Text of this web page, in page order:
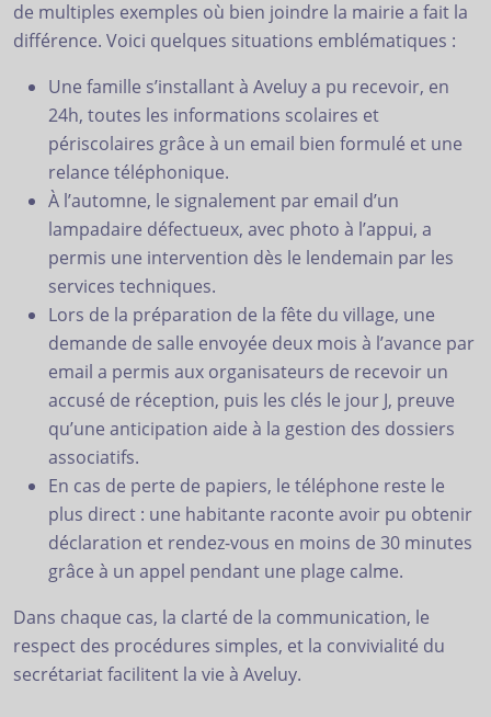
de multiples exemples où bien joindre la mairie a fait la
différence. Voici quelques situations emblématiques :
Une famille s’installant à Aveluy a pu recevoir, en
24h, toutes les informations scolaires et
périscolaires grâce à un email bien formulé et une
relance téléphonique.
À l’automne, le signalement par email d’un
lampadaire défectueux, avec photo à l’appui, a
permis une intervention dès le lendemain par les
services techniques.
Lors de la préparation de la fête du village, une
demande de salle envoyée deux mois à l’avance par
email a permis aux organisateurs de recevoir un
accusé de réception, puis les clés le jour J, preuve
qu’une anticipation aide à la gestion des dossiers
associatifs.
En cas de perte de papiers, le téléphone reste le
plus direct : une habitante raconte avoir pu obtenir
déclaration et rendez-vous en moins de 30 minutes
grâce à un appel pendant une plage calme.
Dans chaque cas, la clarté de la communication, le
respect des procédures simples, et la convivialité du
secrétariat facilitent la vie à Aveluy.